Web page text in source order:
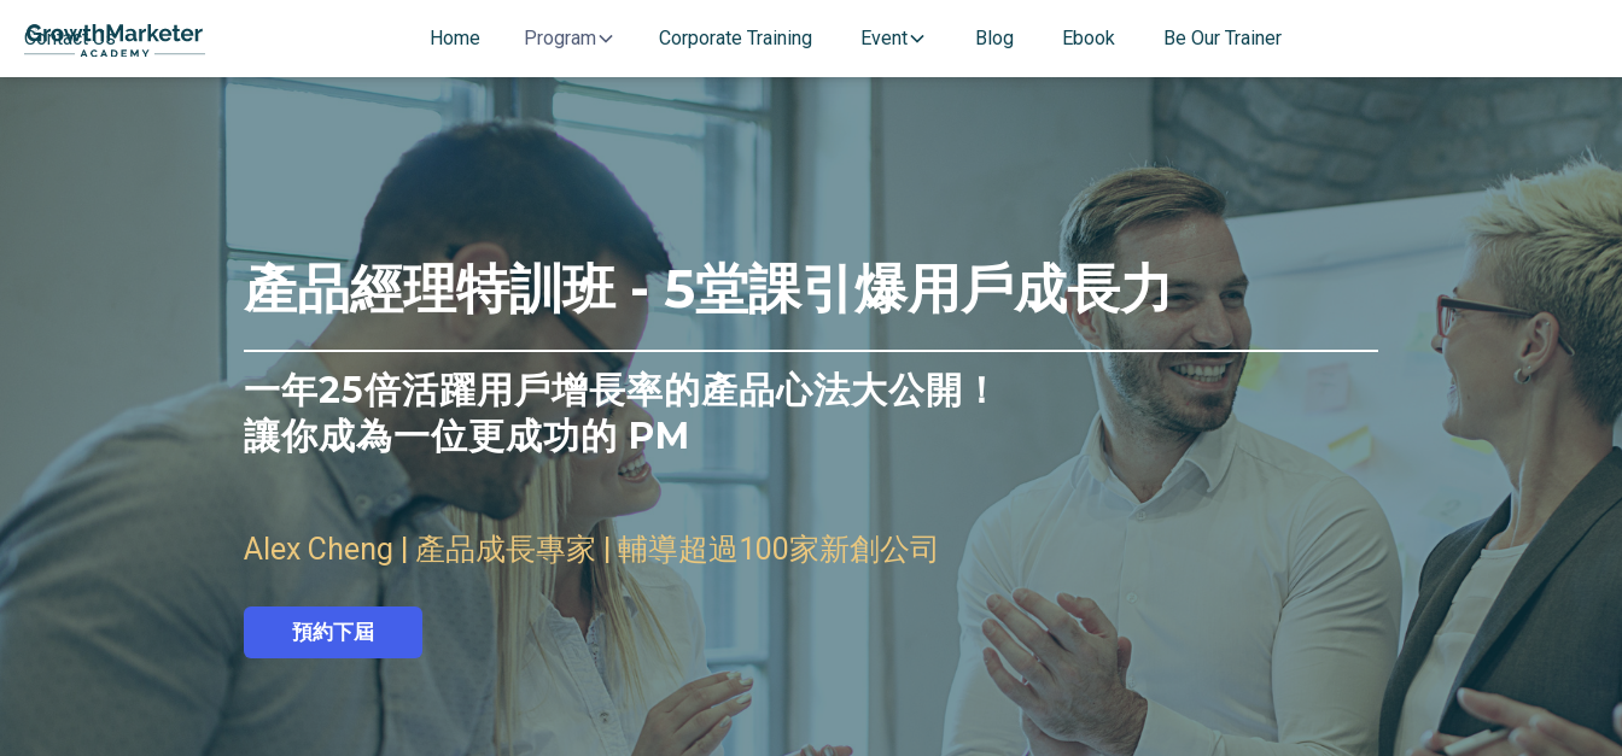
Home Program Corporate Training Event Blog Ebook Be Our Trainer
Contact Us
產品經理特訓班 - 5堂課引爆用戶成長力
一年25倍活躍用戶增長率的產品心法大公開！
讓你成為一位更成功的 PM
Alex Cheng | 產品成長專家 | 輔導超過100家新創公司
預約下屆